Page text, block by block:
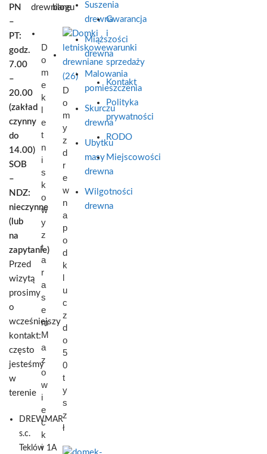
PN
–
PT:
godz.
7.00
–
20.00
(zakład
czynny
do
14.00)
SOB
–
NDZ:
nieczynne
(lub
na
zapytanie)
Przed
wizytą
prosimy
o
wcześniejszy
kontakt:
często
jesteśmy
w
terenie
DREWMAR
s.c.
Teklów 1A
drewniane
D
o
m
e
k
e
t
n
i
s
k
o
w
y
z
t
a
r
a
s
e
m
M
a
z
o
w
i
e
c
k
i
blogu
D
o
m
y
z
d
r
e
w
n
a
p
o
d
k
u
c
z
d
o
5
0
t
y
s
z
ł
Suszenia
drewna
Miąższości
drewna
Malowania
pomieszczenia
Skurczu
drewna
Ubytku
masy
drewna
Wilgotności
drewna
Gwarancja
i
warunki
sprzedaży
Kontakt
Polityka
prywatności
RODO
Miejscowości